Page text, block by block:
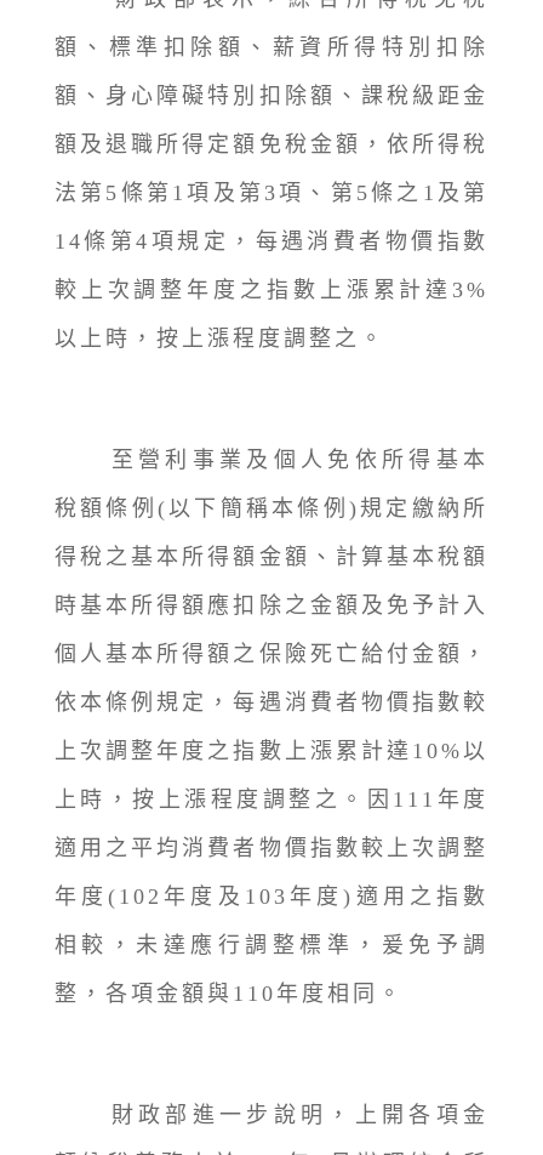
額、標準扣除額、薪資所得特別扣除
額、身心障礙特別扣除額、課稅級距金
額及退職所得定額免稅金額，依所得稅
法第5條第1項及第3項、第5條之1及第
14條第4項規定，每遇消費者物價指數
較上次調整年度之指數上漲累計達3%
以上時，按上漲程度調整之。
至營利事業及個人免依所得基本
稅額條例(以下簡稱本條例)規定繳納所
得稅之基本所得額金額、計算基本稅額
時基本所得額應扣除之金額及免予計入
個人基本所得額之保險死亡給付金額，
依本條例規定，每遇消費者物價指數較
上次調整年度之指數上漲累計達10%以
上時，按上漲程度調整之。因111年度
適用之平均消費者物價指數較上次調整
年度(102年度及103年度)適用之指數
相較，未達應行調整標準，爰免予調
整，各項金額與110年度相同。
財政部進一步說明，上開各項金